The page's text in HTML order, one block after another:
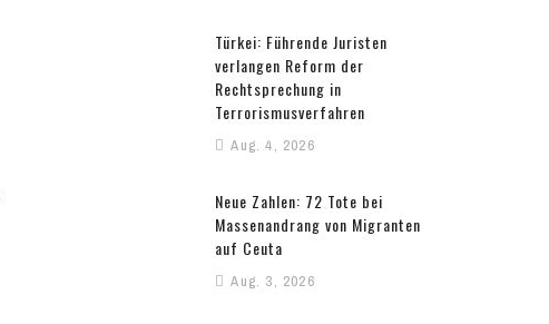
Türkei: Führende Juristen
verlangen Reform der
Rechtsprechung in
Terrorismusverfahren
Aug. 4, 2026
Neue Zahlen: 72 Tote bei
Massenandrang von Migranten
auf Ceuta
Aug. 3, 2026